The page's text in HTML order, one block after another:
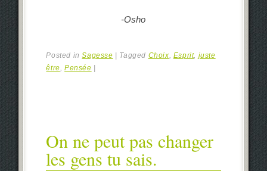
-Osho
Posted inSagesse | Tagged Choix Esprit, juste
être ,Pensée |
On ne peut pas changer
les gens tu sais.